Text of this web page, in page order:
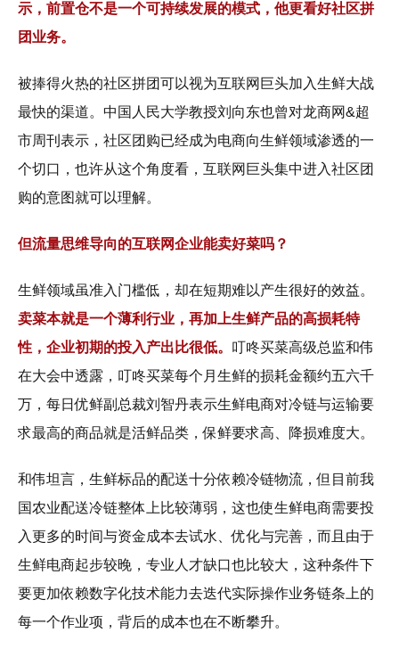
示，前置仓不是一个可持续发展的模式，他更看好社区拼
团业务。
被捧得火热的社区拼团可以视为互联网巨头加入生鲜大战
最快的渠道。中国人民大学教授刘向东也曾对龙商网&超
市周刊表示，社区团购已经成为电商向生鲜领域渗透的一
个切口，也许从这个角度看，互联网巨头集中进入社区团
购的意图就可以理解。
但流量思维导向的互联网企业能卖好菜吗？
生鲜领域虽准入门槛低，却在短期难以产生很好的效益。
卖菜本就是一个薄利行业，再加上生鲜产品的高损耗特
性，企业初期的投入产出比很低。 叮咚买菜高级总监和伟
在大会中透露，叮咚买菜每个月生鲜的损耗金额约五六千
万，每日优鲜副总裁刘智丹表示生鲜电商对冷链与运输要
求最高的商品就是活鲜品类，保鲜要求高、降损难度大。
和伟坦言，生鲜标品的配送十分依赖冷链物流，但目前我
国农业配送冷链整体上比较薄弱，这也使生鲜电商需要投
入更多的时间与资金成本去试水、优化与完善，而且由于
生鲜电商起步较晚，专业人才缺口也比较大，这种条件下
要更加依赖数字化技术能力去迭代实际操作业务链条上的
每一个作业项，背后的成本也在不断攀升。